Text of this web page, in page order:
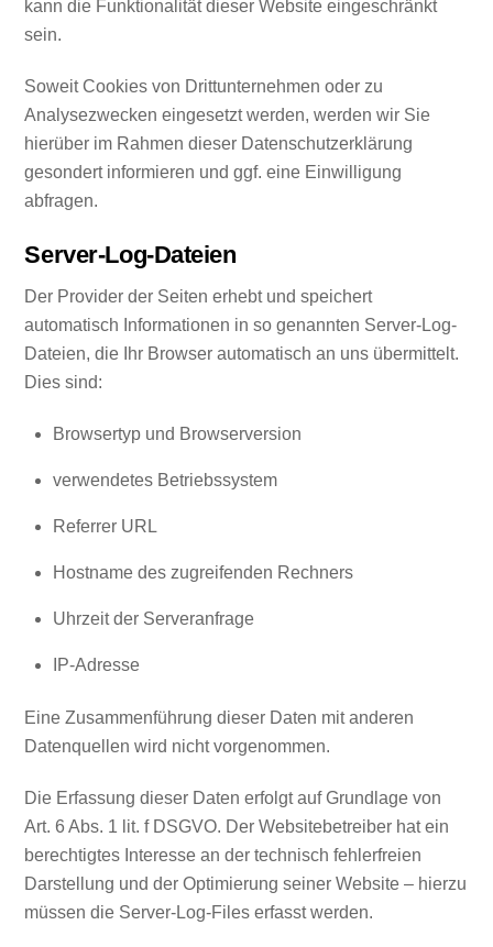
kann die Funktionalität dieser Website eingeschränkt
sein.
Soweit Cookies von Drittunternehmen oder zu
Analysezwecken eingesetzt werden, werden wir Sie
hierüber im Rahmen dieser Datenschutzerklärung
gesondert informieren und ggf. eine Einwilligung
abfragen.
Server-Log-Dateien
Der Provider der Seiten erhebt und speichert
automatisch Informationen in so genannten Server-Log-
Dateien, die Ihr Browser automatisch an uns übermittelt.
Dies sind:
Browsertyp und Browserversion
verwendetes Betriebssystem
Referrer URL
Hostname des zugreifenden Rechners
Uhrzeit der Serveranfrage
IP-Adresse
Eine Zusammenführung dieser Daten mit anderen
Datenquellen wird nicht vorgenommen.
Die Erfassung dieser Daten erfolgt auf Grundlage von
Art. 6 Abs. 1 lit. f DSGVO. Der Websitebetreiber hat ein
berechtigtes Interesse an der technisch fehlerfreien
Darstellung und der Optimierung seiner Website – hierzu
müssen die Server-Log-Files erfasst werden.